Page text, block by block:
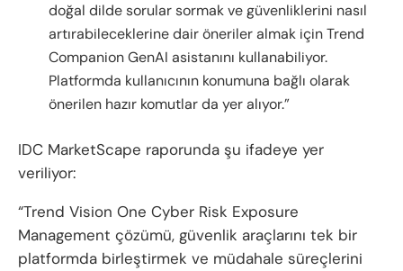
doğal dilde sorular sormak ve güvenliklerini nasıl
artırabileceklerine dair öneriler almak için Trend
Companion GenAI asistanını kullanabiliyor.
Platformda kullanıcının konumuna bağlı olarak
önerilen hazır komutlar da yer alıyor.”
IDC MarketScape raporunda şu ifadeye yer
veriliyor:
“Trend Vision One Cyber Risk Exposure
Management çözümü, güvenlik araçlarını tek bir
platformda birleştirmek ve müdahale süreçlerini